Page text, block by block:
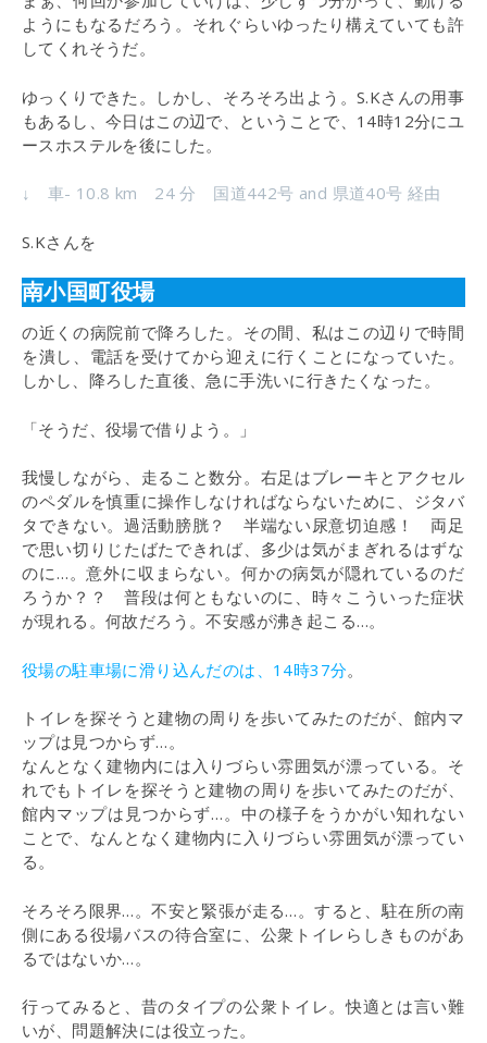
ようにもなるだろう。それぐらいゆったり構えていても許
してくれそうだ。
ゆっくりできた。しかし、そろそろ出よう。S.Kさんの用事
もあるし、今日はこの辺で、ということで、14時12分にユ
ースホステルを後にした。
↓ 車- 10.8 km 24 分 国道442号 and 県道40号 経由
S.Kさんを
南小国町役場
の近くの病院前で降ろした。その間、私はこの辺りで時間
を潰し、電話を受けてから迎えに行くことになっていた。
しかし、降ろした直後、急に手洗いに行きたくなった。
「そうだ、役場で借りよう。」
我慢しながら、走ること数分。右足はブレーキとアクセル
のペダルを慎重に操作しなければならないために、ジタバ
タできない。過活動膀胱？ 半端ない尿意切迫感！ 両足
で思い切りじたばたできれば、多少は気がまぎれるはずな
のに…。意外に収まらない。何かの病気が隠れているのだ
ろうか？？ 普段は何ともないのに、時々こういった症状
が現れる。何故だろう。不安感が沸き起こる…。
役場の駐車場に滑り込んだのは、14時37分。
トイレを探そうと建物の周りを歩いてみたのだが、館内マ
ップは見つからず…。
なんとなく建物内には入りづらい雰囲気が漂っている。そ
れでもトイレを探そうと建物の周りを歩いてみたのだが、
館内マップは見つからず…。中の様子をうかがい知れない
ことで、なんとなく建物内に入りづらい雰囲気が漂ってい
る。
そろそろ限界…。不安と緊張が走る…。すると、駐在所の南
側にある役場バスの待合室に、公衆トイレらしきものがあ
るではないか…。
行ってみると、昔のタイプの公衆トイレ。快適とは言い難
いが、問題解決には役立った。